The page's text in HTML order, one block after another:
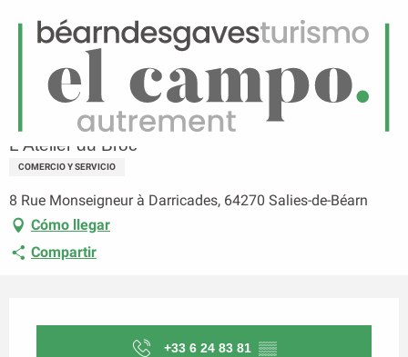
Menú
Página principal L'Atelier du Broc
L'Atelier du Broc
COMERCIO Y SERVICIO
8 Rue Monseigneur à Darricades, 64270 Salies-de-Béarn
Cómo llegar
Compartir
+33 6 24 83 81 ▒▒